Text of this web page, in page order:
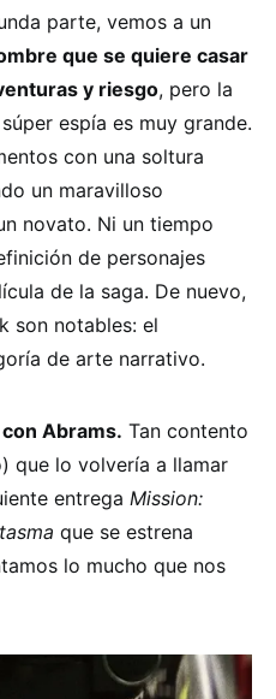
parte, vemos a un
que se quiere casar
y riesgo, pero la
espía es muy grande.
con una soltura
un maravilloso
novato. Ni un tiempo
de personajes
de la saga. De nuevo,
son notables: el
de arte narrativo.
Abrams. Tan contento
que lo volvería a llamar
entrega Mission:
que se estrena
lo mucho que nos